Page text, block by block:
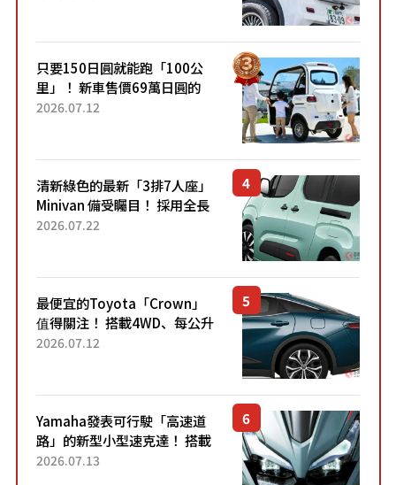
只要150日圓就能跑「100公
里」！ 新車售價69萬日圓的
「3人座」Trike大受歡迎！ 順
2026.07.12
清新綠色的最新「3排7人座」
Minivan 備受矚目！ 採用全長
4.7公尺剛剛好的車身尺寸與
2026.07.22
最便宜的Toyota「Crown」
值得關注！ 搭載4WD、每公升
22.4公里低油耗表現超亮眼！
2026.07.12
Yamaha發表可行駛「高速道
路」的新型小型速克達！ 搭載
能享受超強勁「渦輪感」的動
2026.07.13